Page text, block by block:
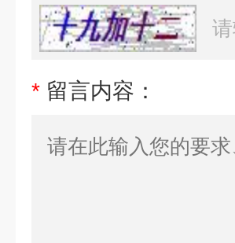
* 留言内容：